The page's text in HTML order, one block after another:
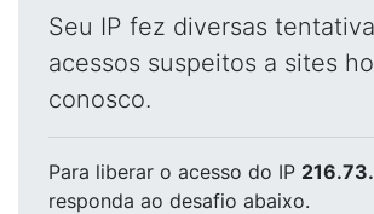
Seu IP fez diversas
acessos suspeitos a sites
conosco.
Para liberar o acesso do IP
responda ao desafio abaixo.